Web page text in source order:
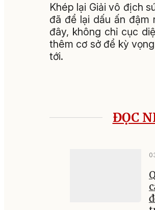
Khép lại Giải vô địch
đã để lại dấu ấn
đây, không chỉ cục
thêm cơ sở để kỳ
tới.
ĐỌC